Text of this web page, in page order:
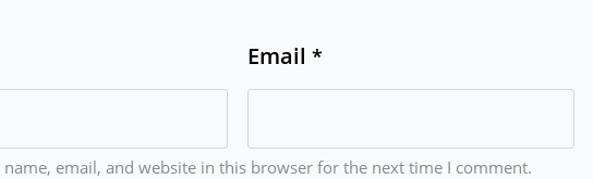
Email *
name, email, and website in this browser for the next time I comment.